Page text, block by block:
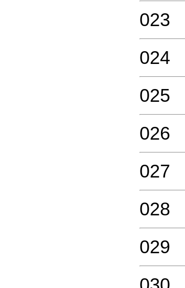
023
024
025
026
027
028
029